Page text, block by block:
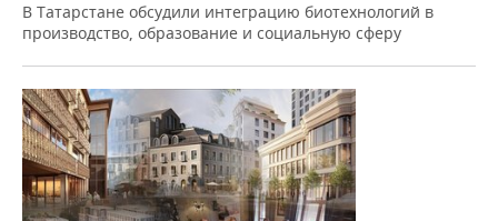
В Татарстане обсудили интеграцию биотехнологий в
производство, образование и социальную сферу